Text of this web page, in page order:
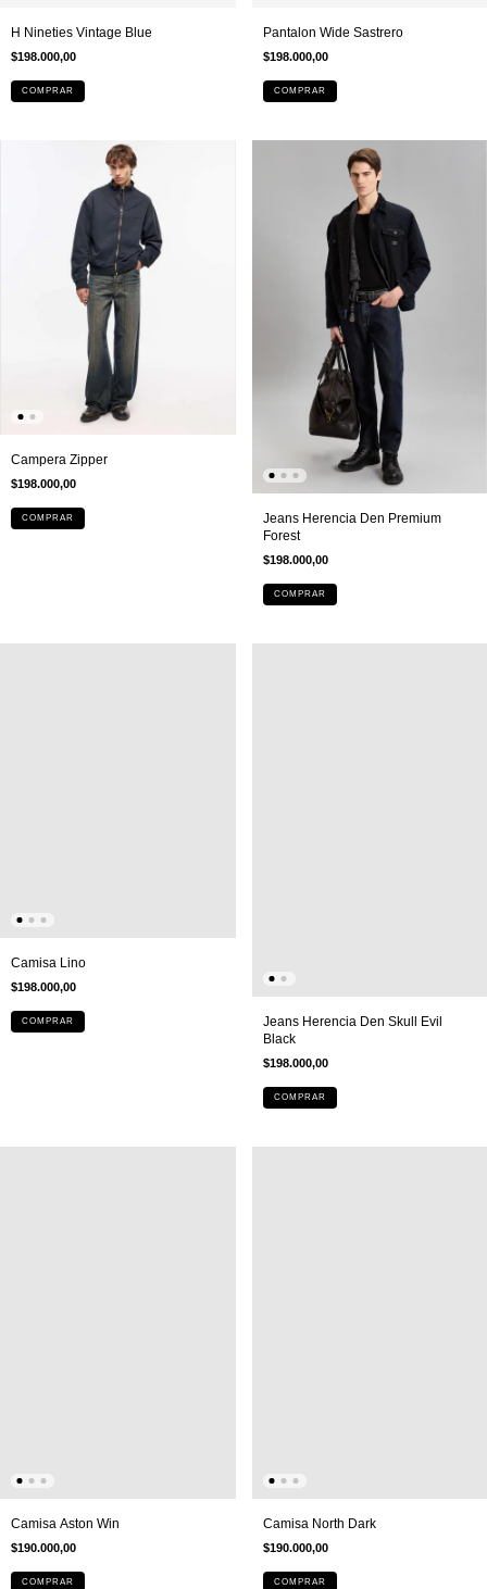
H Nineties Vintage Blue
$198.000,00
COMPRAR
Pantalon Wide Sastrero
$198.000,00
COMPRAR
Campera Zipper
$198.000,00
COMPRAR
Jeans Herencia Den Premium
Forest
$198.000,00
COMPRAR
Camisa Lino
$198.000,00
COMPRAR
Jeans Herencia Den Skull Evil
Black
$198.000,00
COMPRAR
Camisa Aston Win
$190.000,00
COMPRAR
Camisa North Dark
$190.000,00
COMPRAR